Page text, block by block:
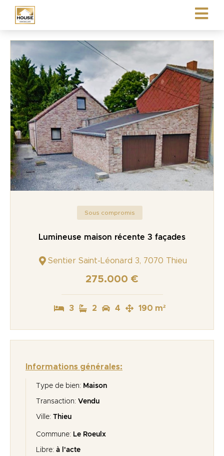
Sous compromis
Lumineuse maison récente 3 façades
Sentier Saint-Léonard 3, 7070 Thieu
275.000 €
3 2 4 190 m²
Informations générales:
Type de bien: Maison
Transaction: Vendu
Ville: Thieu
Commune: Le Roeulx
Libre: à l'acte